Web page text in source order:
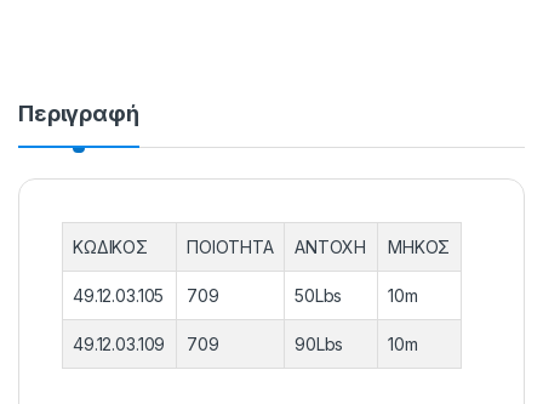
Περιγραφή
ΚΩΔΙΚΟΣ ΠΟΙΟΤΗΤΑ ΑΝΤΟΧΗ ΜΗΚΟΣ
49.12.03.105 709 50Lbs 10m
49.12.03.109 709 90Lbs 10m